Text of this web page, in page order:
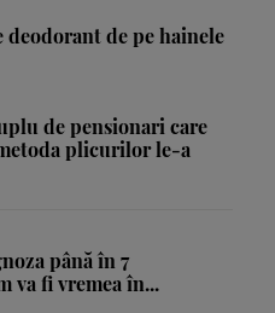
deodorant de pe hainele
de pensionari care
plicurilor le-a
până în 7
va fi vremea în...